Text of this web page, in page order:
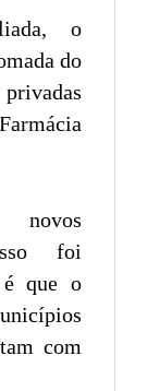
o
do
foi
é que o
com